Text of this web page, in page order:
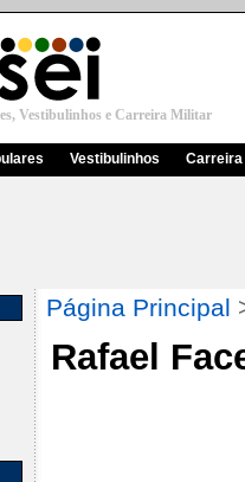
Vestibulinhos e Carreira Militar
Vestibulinhos
Página Principal
Rafael